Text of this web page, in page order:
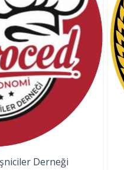
Derneği